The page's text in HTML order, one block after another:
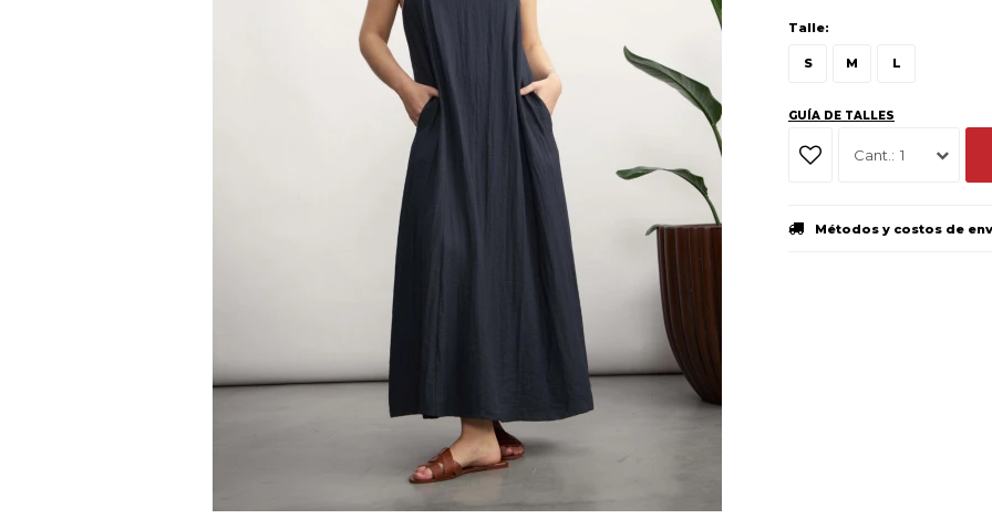
Talle:
S M L
GUÍA DE TALLES
1
Métodos y costos de